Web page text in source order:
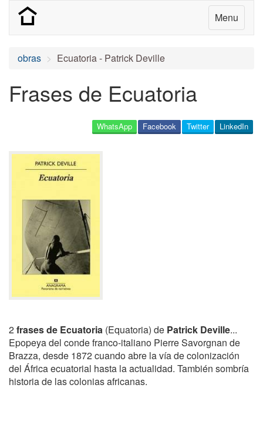
Menu
obras Ecuatoria - Patrick Deville
Frases de Ecuatoria
LinkedIn
Twitter
Facebook
WhatsApp
2frases de Ecuatoria (Equatoria) de Patrick Deville...
Epopeya del conde franco-italiano Pierre Savorgnan de
Brazza, desde 1872 cuando abre la vía de colonización
del África ecuatorial hasta la actualidad. También sombría
historia de las colonias africanas.